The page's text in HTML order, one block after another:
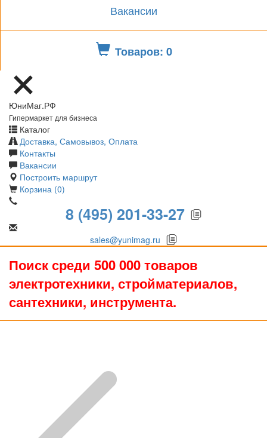
Вакансии
Товаров: 0
ЮниМаг.РФ
Гипермаркет для бизнеса
Каталог
Доставка, Самовывоз, Оплата
Контакты
Вакансии
Построить маршрут
Корзина (0)
8 (495) 201-33-27
sales@yunimag.ru
Поиск среди 500 000 товаров
электротехники, стройматериалов,
сантехники, инструмента.